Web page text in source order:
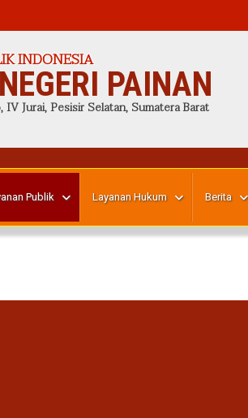
INDONESIA
PAINAN
Jurai, Pesisir Selatan, Sumatera Barat
Publik Layanan Hukum Berita